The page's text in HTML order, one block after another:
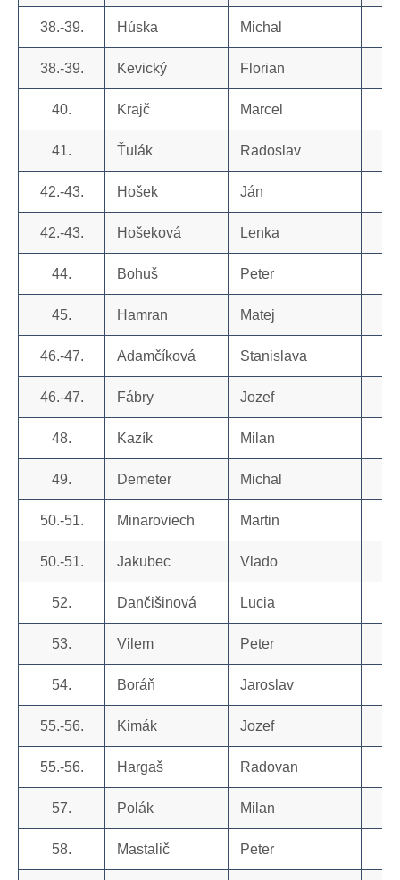
38.-39. Húska Michal
38.-39. Kevický Florian
40. Krajč Marcel
41. Ťulák Radoslav
42.-43. Hošek Ján
42.-43. Hošeková Lenka
44. Bohuš Peter
45. Hamran Matej
46.-47. Adamčíková Stanislava
46.-47. Fábry Jozef
48. Kazík Milan
49. Demeter Michal
50.-51. Minaroviech Martin
50.-51. Jakubec Vlado
52. Dančišinová Lucia
53. Vilem Peter
54. Boráň Jaroslav
55.-56. Kimák Jozef
55.-56. Hargaš Radovan
57. Polák Milan
58. Mastalič Peter